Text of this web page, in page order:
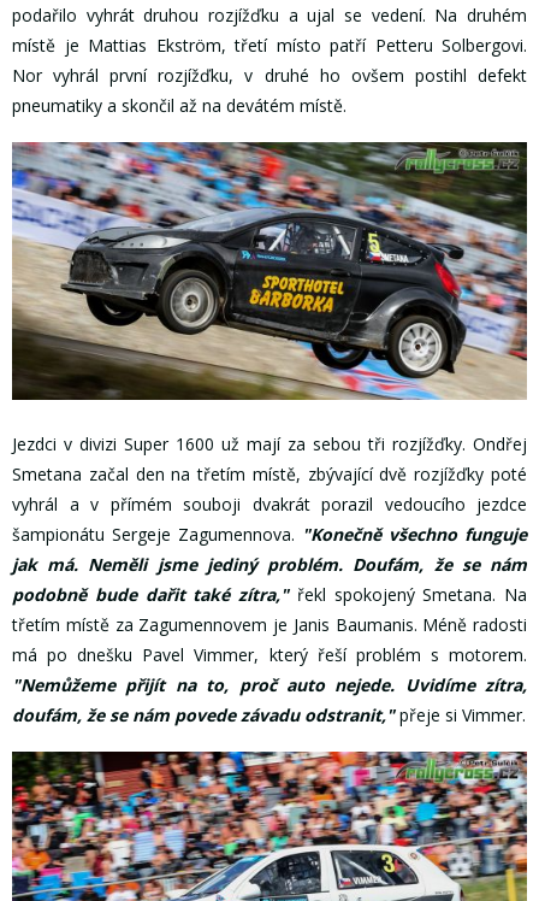
podařilo vyhrát druhou rozjížďku a ujal se vedení. Na druhém
místě je Mattias Ekström, třetí místo patří Petteru Solbergovi.
Nor vyhrál první rozjížďku, v druhé ho ovšem postihl defekt
pneumatiky a skončil až na devátém místě.
Jezdci v divizi Super 1600 už mají za sebou tři rozjížďky. Ondřej
Smetana začal den na třetím místě, zbývající dvě rozjížďky poté
vyhrál a v přímém souboji dvakrát porazil vedoucího jezdce
šampionátu Sergeje Zagumennova. "Konečně všechno funguje
jak má. Neměli jsme jediný problém. Doufám, že se nám
podobně bude dařit také zítra," řekl spokojený Smetana. Na
třetím místě za Zagumennovem je Janis Baumanis. Méně radosti
má po dnešku Pavel Vimmer, který řeší problém s motorem.
"Nemůžeme přijít na to, proč auto nejede. Uvidíme zítra,
doufám, že se nám povede závadu odstranit,"přeje si Vimmer.